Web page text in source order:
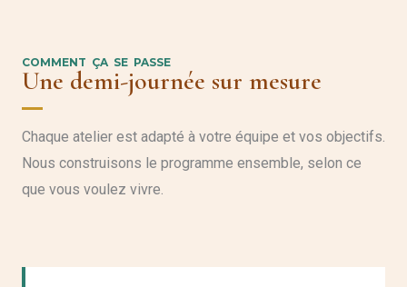
COMMENT ÇA SE PASSE
Une demi-journée sur mesure
Chaque atelier est adapté à votre équipe et vos objectifs.
Nous construisons le programme ensemble, selon ce
que vous voulez vivre.